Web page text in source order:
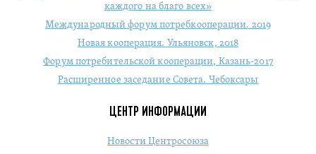
каждого на благо всех»
Международный форум потребкооперации. 2019
Новая кооперация. Ульяновск, 2018
Форум потребительской кооперации, Казань-2017
Расширенное заседание Совета. Чебоксары
ЦЕНТР ИНФОРМАЦИИ
Новости Центросоюза